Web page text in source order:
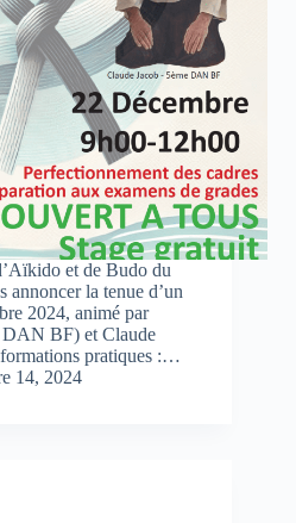
et de Budo du
annoncer la tenue d’un
2024, animé par
DAN BF) et Claude
pratiques :…
14, 2024